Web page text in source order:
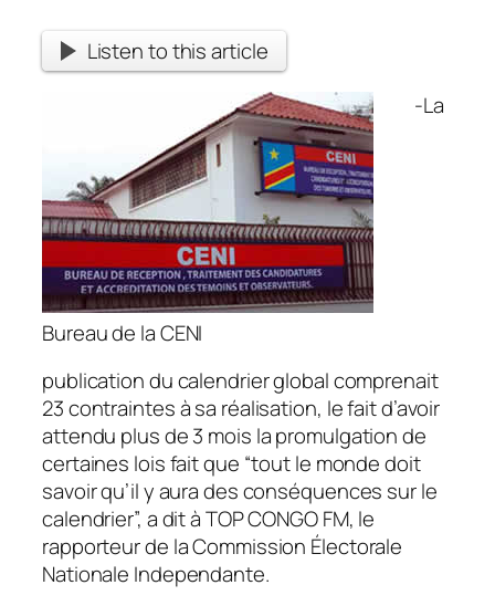
Listen to this article
Bureau de la CENI
-La
publication du calendrier global comprenait
23 contraintes à sa réalisation, le fait d’avoir
attendu plus de 3 mois la promulgation de
certaines lois fait que “tout le monde doit
savoir qu’il y aura des conséquences sur le
calendrier”, a dit à TOP CONGO FM, le
rapporteur de la Commission Électorale
Nationale Independante.